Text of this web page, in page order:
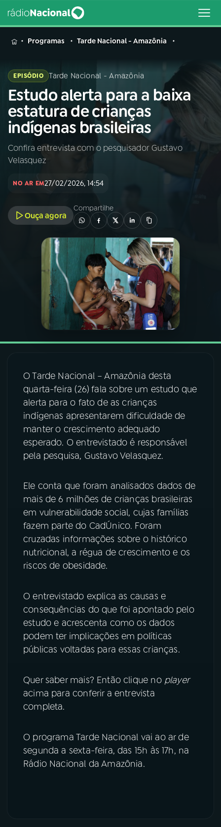
MENU
Buscar
na
Rádio
Nacional
Buscar
AO VIVO
INÍCIO
A RÁDIO
PROGRAMAÇÃO
PROGRAMAS
PODCASTS
06VIDEOCASTS
07ÚLTIMAS
08 FESTIVAL DE MÚSICA
ACOMPANHE A RÁDIO NACIONAL
YouTube Facebook
Instagram X
TikTok
Programas Tarde Nacional - Amazônia
EPISÓDIO Tarde Nacional - Amazônia
Estudo alerta para a baixa
estatura de crianças
indígenas brasileiras
Confira entrevista com o pesquisador Gustavo
Velasquez
NO AR EM27/02/2026, 14:54
Ouça agora
Compartilhe
O Tarde Nacional – Amazônia desta
quarta-feira (26) fala sobre um estudo que
alerta para o fato de as crianças
indígenas apresentarem dificuldade de
manter o crescimento adequado
esperado. O entrevistado é responsável
pela pesquisa, Gustavo Velasquez.
Ele conta que foram analisados dados de
mais de 6 milhões de crianças brasileiras
em vulnerabilidade social, cujas famílias
fazem parte do CadÚnico. Foram
cruzadas informações sobre o histórico
nutricional, a régua de crescimento e os
riscos de obesidade.
O entrevistado explica as causas e
consequências do que foi apontado pelo
estudo e acrescenta como os dados
podem ter implicações em políticas
públicas voltadas para essas crianças.
Quer saber mais? Então clique no player
acima para conferir a entrevista
completa.
O programa Tarde Nacional vai ao ar de
segunda a sexta-feira, das 15h às 17h, na
Rádio Nacional da Amazônia.